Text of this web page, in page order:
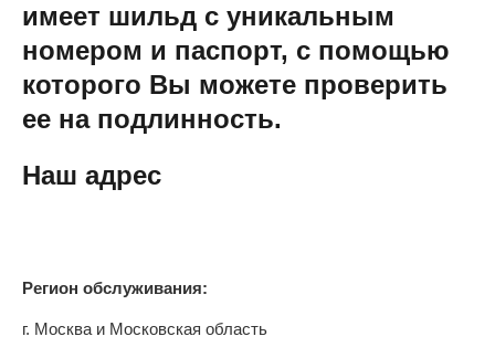
имеет шильд с уникальным
номером и паспорт, с помощью
которого Вы можете проверить
ее на подлинность.
Наш адрес
Регион обслуживания:
г. Москва и Московская область